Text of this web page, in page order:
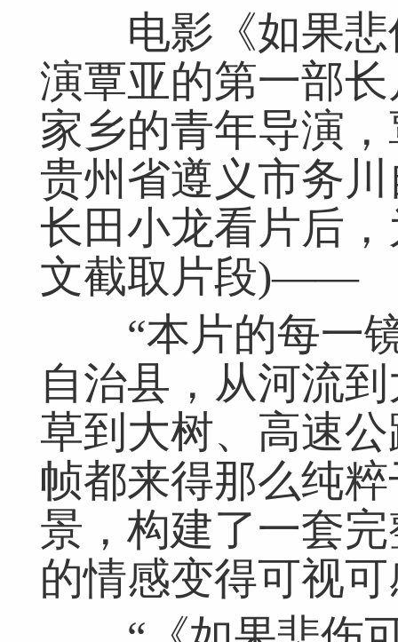
电影《如果悲
演覃亚的第一部
家乡的青年导演
贵州省遵义市务
长田小龙看片后
文截取片段)——
“本片的每一镜
自治县，从河流
草到大树、高速
帧都来得那么纯
景，构建了一套
的情感变得可视可